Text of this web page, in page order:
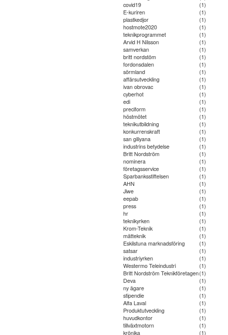
covid19
(1)
E-kuriren
(1)
plastkedjor
(1)
hostmote2020
(1)
teknikprogrammet
(1)
Arvid H Nilsson
(1)
samverkan
(1)
britt nordstöm
(1)
fordonsdalen
(1)
sörmland
(1)
affärsutveckling
(1)
ivan obrovac
(1)
cyberhot
(1)
edi
(1)
preciform
(1)
höstmötet
(1)
teknikutbildning
(1)
konkurrenskraft
(1)
san giliyana
(1)
industrins betydelse
(1)
Britt Nordström
(1)
nominera
(1)
företagsservice
(1)
Sparbanksstiftelsen
(1)
AHN
(1)
Jiwe
(1)
eepab
(1)
press
(1)
hr
(1)
teknikyrken
(1)
Krom-Teknik
(1)
mätteknik
(1)
Eskilstuna marknadsföring
(1)
satsar
(1)
industriyrken
(1)
Westermo Teleindustri
(1)
Britt Nordström Teknikföretagen(1)
Deva
(1)
ny ägare
(1)
stipendie
(1)
Alfa Laval
(1)
Produktutveckling
(1)
huvudkontor
(1)
tillväxtmotorn
(1)
krönika
(1)